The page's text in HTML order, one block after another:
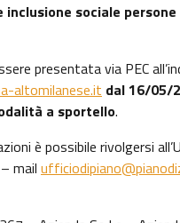
sociale persone
presentata via PEC
altomilanese.it dal 16/05/
a sportello.
è possibile rivolgersi
mail